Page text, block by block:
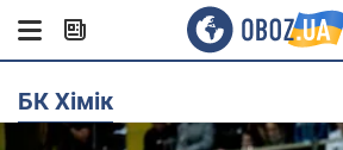
БК Хімік